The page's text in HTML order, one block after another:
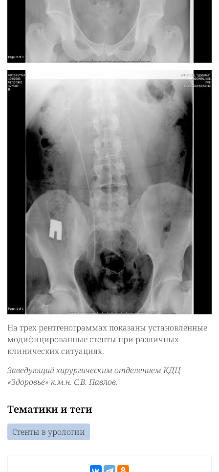
На трех рентгенограммах показаны установленные
модифицированные стенты при различных
клинических ситуациях.
Заведующий хирургическим отделением КДЦ
«Здоровье» к.м.н. С.В. Павлов.
Тематики и теги
Стенты в урологии